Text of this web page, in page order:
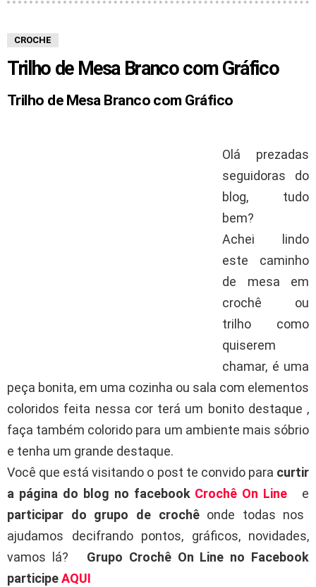
CROCHE
Trilho de Mesa Branco com Gráfico
Trilho de Mesa Branco com Gráfico
Olá prezadas
seguidoras do
blog, tudo
bem?
Achei lindo
este caminho
de mesa em
crochê ou
trilho como
quiserem
chamar, é uma
peça bonita, em uma cozinha ou sala com elementos
coloridos feita nessa cor terá um bonito destaque ,
faça também colorido para um ambiente mais sóbrio
e tenha um grande destaque.
Você que está visitando o post te convido para curtir
a página do blog no facebook Crochê On Line
e
participar do grupo de crochêonde todas nos
ajudamos decifrando pontos, gráficos, novidades,
vamos lá? Grupo Crochê On Line no Facebook
participeAQUI